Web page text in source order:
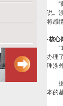
“截
说。
将感
·核心
办理
理涉
据
本的